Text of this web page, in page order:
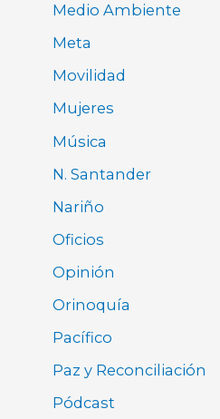
Medio Ambiente
Meta
Movilidad
Mujeres
Música
N. Santander
Nariño
Oficios
Opinión
Orinoquía
Pacífico
Paz y Reconciliación
Pódcast